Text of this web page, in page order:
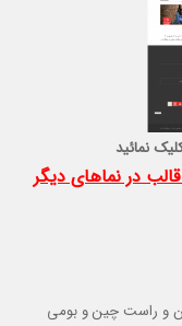
نمائید
در نماهای دیگر
و راست چین و بومی